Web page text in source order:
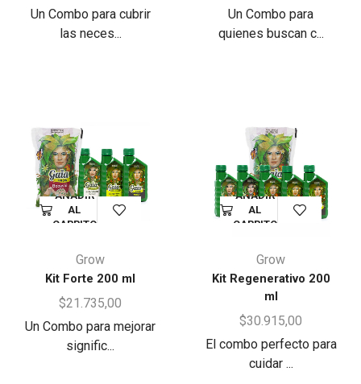
Un Combo para cubrir
las neces...
Un Combo para
quienes buscan c...
AÑADIR
AL
CARRITO
Grow
Kit Forte 200 ml
$21.735,00
Un Combo para mejorar
signific...
AÑADIR
AL
CARRITO
Grow
Kit Regenerativo 200
ml
$30.915,00
El combo perfecto para
cuidar ...